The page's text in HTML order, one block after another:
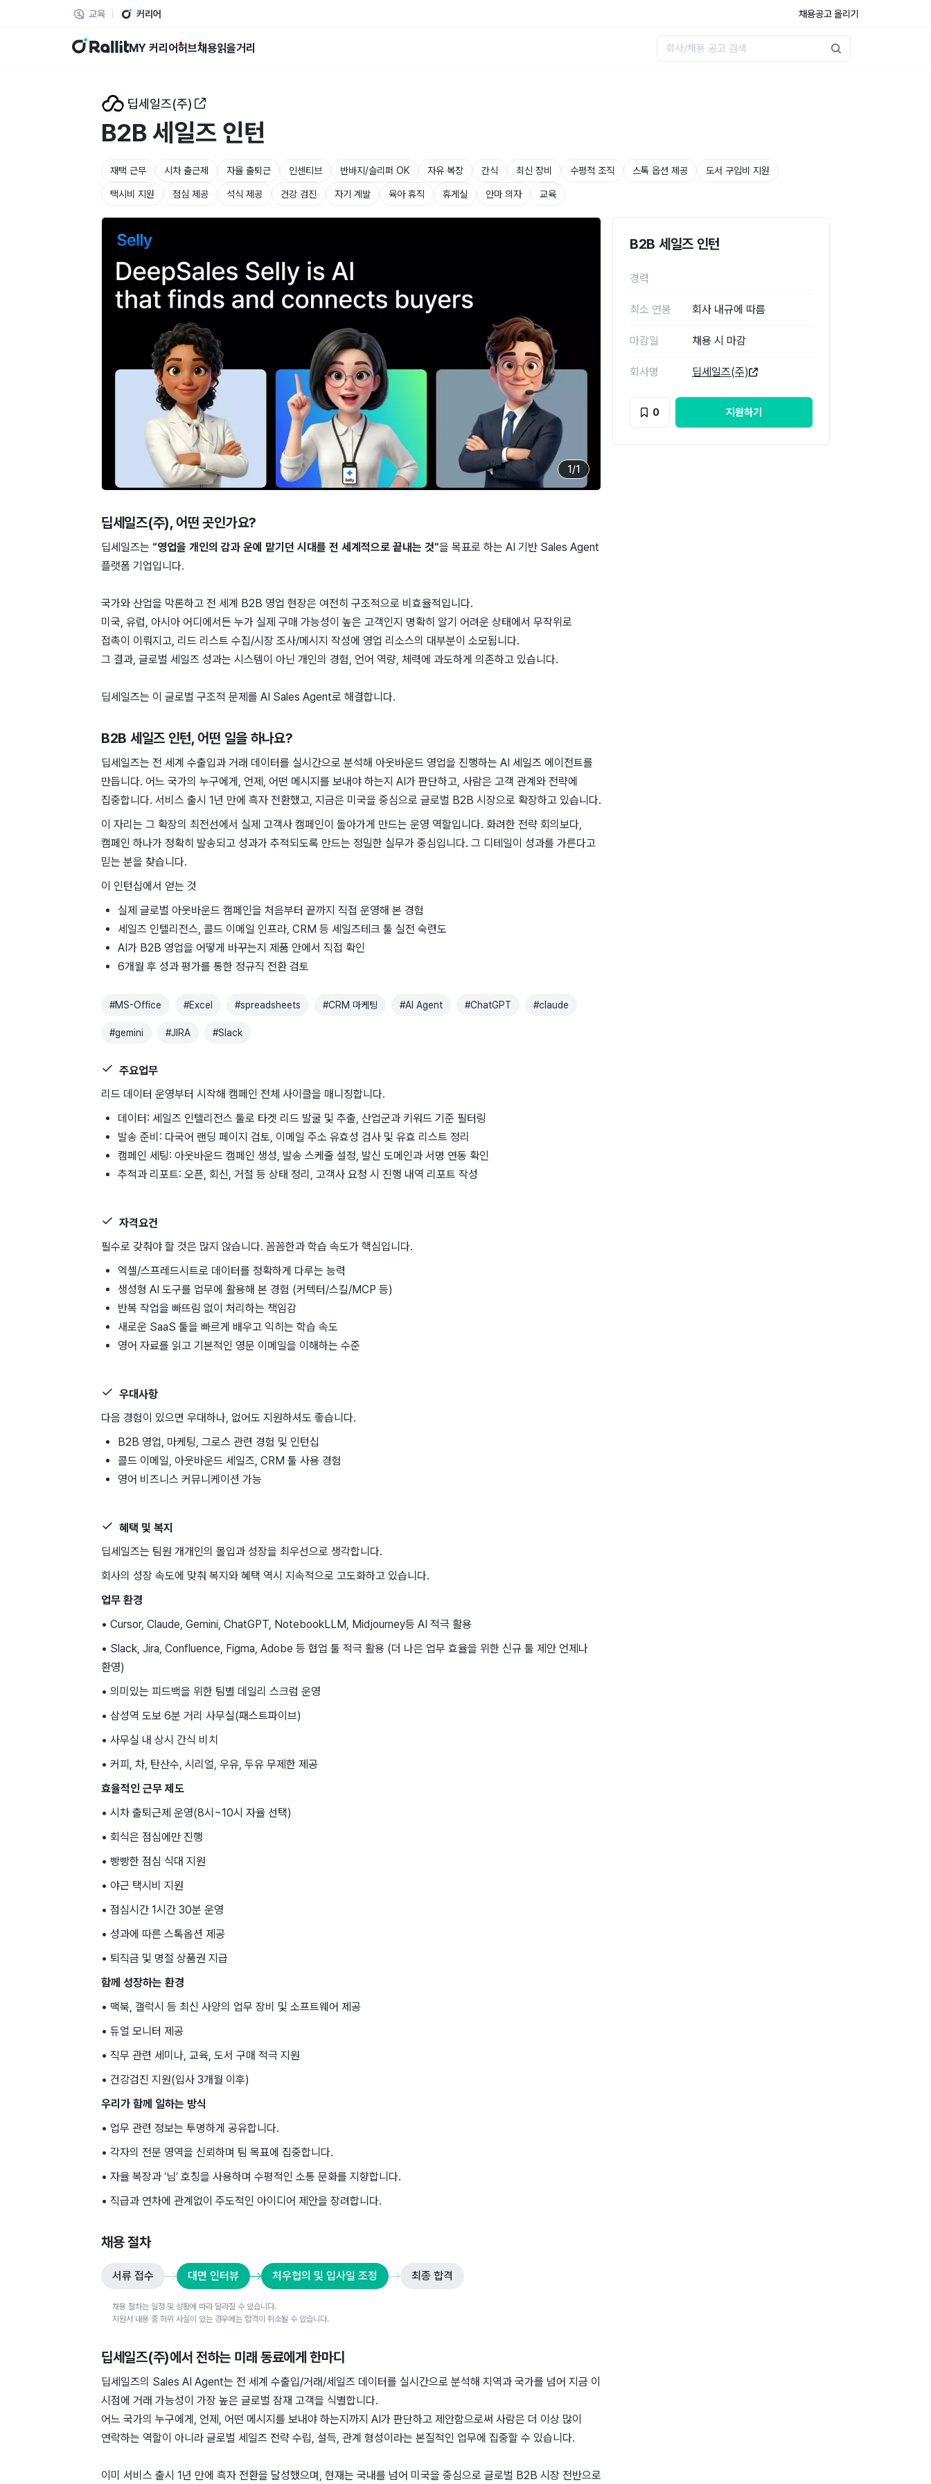
교육 커리어 채용공고 올리기
랠릿 MY 커리어허브채용읽을거리
딥세일즈(주)
B2B 세일즈 인턴
재택 근무 시차 출근제 자율 출퇴근 인센티브 반바지/슬리퍼 OK 자유 복장 간식 최신 장비 수평적 조직 스톡 옵션 제공 도서 구입비 지원
택시비 지원 점심 제공 석식 제공 건강 검진 자기 계발 육아 휴직 휴게실 안마 의자 교육
1/1
딥세일즈(주), 어떤 곳인가요?
딥세일즈는 “영업을 개인의 감과 운에 맡기던 시대를 전 세계적으로 끝내는 것”을 목표로 하는 AI 기반 Sales Agent
플랫폼 기업입니다.
국가와 산업을 막론하고 전 세계 B2B 영업 현장은 여전히 구조적으로 비효율적입니다.
미국, 유럽, 아시아 어디에서든 누가 실제 구매 가능성이 높은 고객인지 명확히 알기 어려운 상태에서 무작위로
접촉이 이뤄지고, 리드 리스트 수집/시장 조사/메시지 작성에 영업 리소스의 대부분이 소모됩니다.
그 결과, 글로벌 세일즈 성과는 시스템이 아닌 개인의 경험, 언어 역량, 체력에 과도하게 의존하고 있습니다.
딥세일즈는 이 글로벌 구조적 문제를 AI Sales Agent로 해결합니다.
B2B 세일즈 인턴, 어떤 일을 하나요?
딥세일즈는 전 ​세계 ​수출입과 ​거래 데이터를 ​실시간으로 분석해 아웃바운드 영업을 ​진행하는 ​AI 세일즈 ​에이전트를
만듭니다. 어느 ​국가의 누구에게, ​언제, ​어떤 메시지를 ​보내야 ​하는지 ​AI가 판단하고, 사람은 ​고객 ​관계와 전략에
집중합니다. ​서비스 ​출시 ​1년 만에 흑자 ​전환했고, 지금은 ​미국을 ​중심으로 글로벌 ​B2B 시장으로 ​확장하고 ​있습니다.
이 자리는 그 ​확장의 최전선에서 ​실제 고객사 캠페인이 돌아가게 만드는 운영 역할입니다. 화려한 전략 회의보다,
캠페인 하나가 정확히 발송되고 성과가 추적되도록 만드는 정밀한 실무가 중심입니다. 그 디테일이 성과를 가른다고
믿는 분을 찾습니다.
이 인턴십에서 얻는 것
실제 글로벌 아웃바운드 캠페인을 처음부터 끝까지 직접 운영해 본 경험
세일즈 인텔리전스, 콜드 이메일 인프라, CRM 등 세일즈테크 툴 실전 숙련도
AI가 B2B 영업을 어떻게 바꾸는지 제품 안에서 직접 확인
6개월 후 성과 평가를 통한 정규직 전환 검토
#MS-Office #Excel #spreadsheets #CRM 마케팅 #AI Agent #ChatGPT #claude
#gemini #JIRA #Slack
주요업무
리드 데이터 운영부터 시작해 캠페인 전체 사이클을 매니징합니다.
데이터: 세일즈 인텔리전스 툴로 타겟 리드 발굴 및 추출, 산업군과 키워드 기준 필터링
발송 준비: 다국어 랜딩 페이지 검토, 이메일 주소 유효성 검사 및 유효 리스트 정리
캠페인 세팅: 아웃바운드 캠페인 생성, 발송 스케줄 설정, 발신 도메인과 서명 연동 확인
추적과 리포트: 오픈, 회신, 거절 등 상태 정리, 고객사 요청 시 진행 내역 리포트 작성
자격요건
필수로 갖춰야 할 것은 많지 않습니다. 꼼꼼한과 학습 속도가 핵심입니다.
엑셀/스프레드시트로 데이터를 정확하게 다루는 능력
생성형 AI 도구를 업무에 활용해 본 경험 (커텍터/스킬/MCP 등)
반복 작업을 빠뜨림 없이 처리하는 책임감
새로운 SaaS 툴을 빠르게 배우고 익히는 학습 속도
영어 자료를 읽고 기본적인 영문 이메일을 이해하는 수준
우대사항
다음 경험이 있으면 우대하나, 없어도 지원하셔도 좋습니다.
B2B 영업, 마케팅, 그로스 관련 경험 및 인턴십
콜드 이메일, 아웃바운드 세일즈, CRM 툴 사용 경험
영어 비즈니스 커뮤니케이션 가능
혜택 및 복지
딥세일즈는 팀원 개개인의 몰입과 성장을 최우선으로 생각합니다.
회사의 성장 속도에 맞춰 복지와 혜택 역시 지속적으로 고도화하고 있습니다.
업무 환경
• Cursor, Claude, Gemini, ChatGPT, NotebookLLM, Midjourney등 AI 적극 활용
• Slack, Jira, Confluence, Figma, Adobe 등 협업 툴 적극 활용 (더 나은 업무 효율을 위한 신규 툴 제안 언제나
환영)
• 의미있는 피드백을 위한 팀별 데일리 스크럼 운영
• 삼성역 도보 6분 거리 사무실(패스트파이브)
• 사무실 내 상시 간식 비치
• 커피, 차, 탄산수, 시리얼, 우유, 두유 무제한 제공
효율적인 근무 제도
• 시차 출퇴근제 운영(8시~10시 자율 선택)
• 회식은 점심에만 진행
• 빵빵한 점심 식대 지원
• 야근 택시비 지원
• 점심시간 1시간 30분 운영
• 성과에 따른 스톡옵션 제공
• 퇴직금 및 명절 상품권 지급
함께 성장하는 환경
• 맥북, 갤럭시 등 최신 사양의 업무 장비 및 소프트웨어 제공
• 듀얼 모니터 제공
• 직무 관련 세미나, 교육, 도서 구매 적극 지원
• 건강검진 지원(입사 3개월 이후)
우리가 함께 일하는 방식
• 업무 관련 정보는 투명하게 공유합니다.
• 각자의 전문 영역을 신뢰하며 팀 목표에 집중합니다.
• 자율 복장과 ‘님’ 호칭을 사용하며 수평적인 소통 문화를 지향합니다.
• 직급과 연차에 관계없이 주도적인 아이디어 제안을 장려합니다.
채용 절차
서류 접수 대면 인터뷰 처우협의 및 입사일 조정 최종 합격
채용 절차는 일정 및 상황에 따라 달라질 수 있습니다.
지원서 내용 중 허위 사실이 있는 경우에는 합격이 취소될 수 있습니다.
딥세일즈(주)에서 전하는 미래 동료에게 한마디
딥세일즈의 Sales AI Agent는 전 세계 수출입/거래/세일즈 데이터를 실시간으로 분석해 지역과 국가를 넘어 지금 이
시점에 거래 가능성이 가장 높은 글로벌 잠재 고객을 식별합니다.
어느 국가의 누구에게, 언제, 어떤 메시지를 보내야 하는지까지 AI가 판단하고 제안함으로써 사람은 더 이상 많이
연락하는 역할이 아니라 글로벌 세일즈 전략 수립, 설득, 관계 형성이라는 본질적인 업무에 집중할 수 있습니다.
이미 서비스 출시 1년 만에 흑자 전환을 달성했으며, 현재는 국내를 넘어 미국을 중심으로 글로벌 B2B 시장 전반으로
B2B 세일즈 인턴
경력
최소 연봉 회사 내규에 따름
마감일 채용 시 마감
회사명 딥세일즈(주)
0 지원하기